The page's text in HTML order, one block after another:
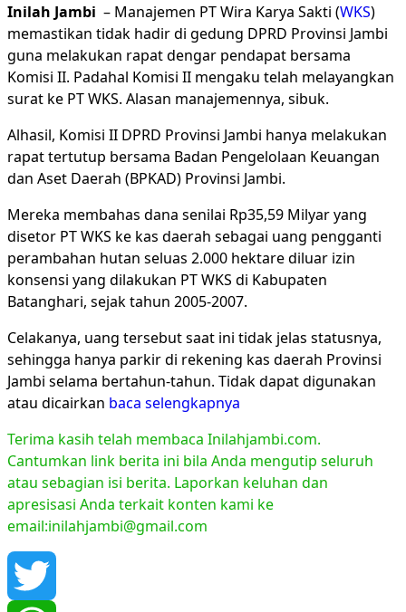
Inilah Jambi – Manajemen PT Wira Karya Sakti (WKS)
memastikan tidak hadir di gedung DPRD Provinsi Jambi
guna melakukan rapat dengar pendapat bersama
Komisi II. Padahal Komisi II mengaku telah melayangkan
surat ke PT WKS. Alasan manajemennya, sibuk.
Alhasil, Komisi II DPRD Provinsi Jambi hanya melakukan
rapat tertutup bersama Badan Pengelolaan Keuangan
dan Aset Daerah (BPKAD) Provinsi Jambi.
Mereka membahas dana senilai Rp35,59 Milyar yang
disetor PT WKS ke kas daerah sebagai uang pengganti
perambahan hutan seluas 2.000 hektare diluar izin
konsensi yang dilakukan PT WKS di Kabupaten
Batanghari, sejak tahun 2005-2007.
Celakanya, uang tersebut saat ini tidak jelas statusnya,
sehingga hanya parkir di rekening kas daerah Provinsi
Jambi selama bertahun-tahun. Tidak dapat digunakan
atau dicairkan baca selengkapnya
Terima kasih telah membaca Inilahjambi.com.
Cantumkan link berita ini bila Anda mengutip seluruh
atau sebagian isi berita. Laporkan keluhan dan
apresisasi Anda terkait konten kami ke
email:inilahjambi@gmail.com